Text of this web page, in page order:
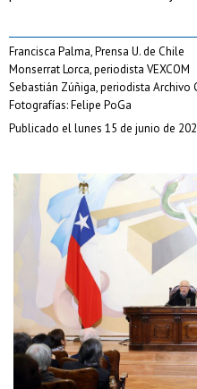
Francisca Palma, Prensa U. de Chile
Monserrat Lorca, periodista VEXCOM
Sebastián Zúñiga, periodista Archivo
Fotografías: Felipe PoGa
Publicado el lunes 15 de junio de